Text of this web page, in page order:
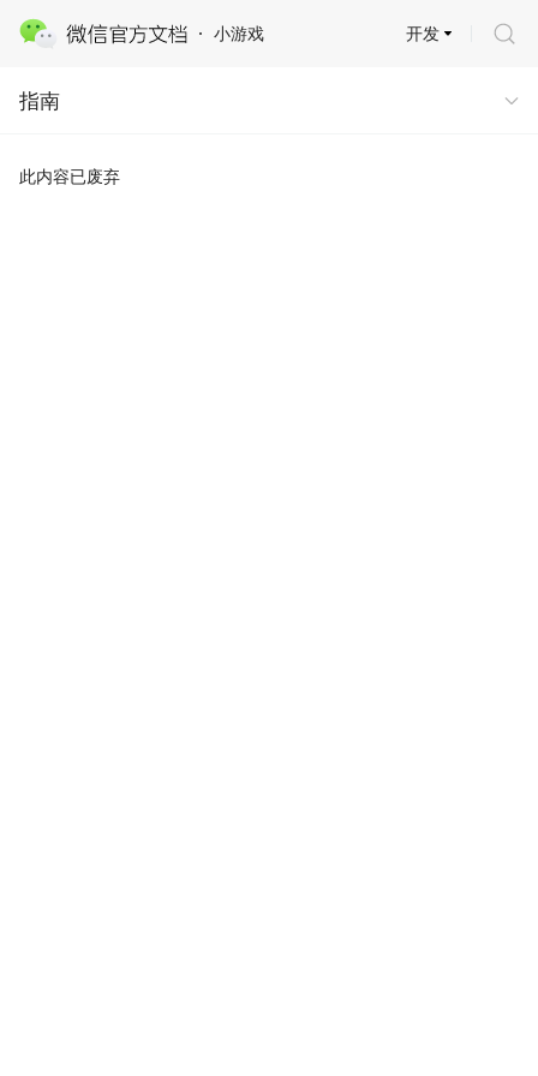
小游戏
指南
开发
指南
此内容已废弃